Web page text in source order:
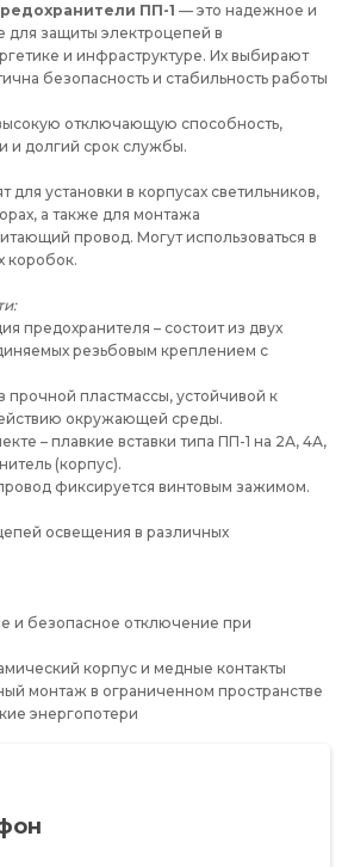
ПП-1 — это надежное и
защиты электроцепей в
и инфраструктуре. Их выбирают
безопасность и стабильность работы
отключающую способность,
и долгий срок службы.
для установки в корпусах светильников,
а также для монтажа
провод. Могут использоваться в
коробок.
предохранителя – состоит из двух
резьбовым креплением с
прочной пластмассы, устойчивой к
окружающей среды.
– плавкие вставки типа ПП-1 на 2А, 4А,
(корпус).
фиксируется винтовым зажимом.
освещения в различных
и безопасное отключение при
корпус и медные контакты
монтаж в ограниченном пространстве
энергопотери